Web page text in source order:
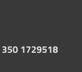
350 1729518